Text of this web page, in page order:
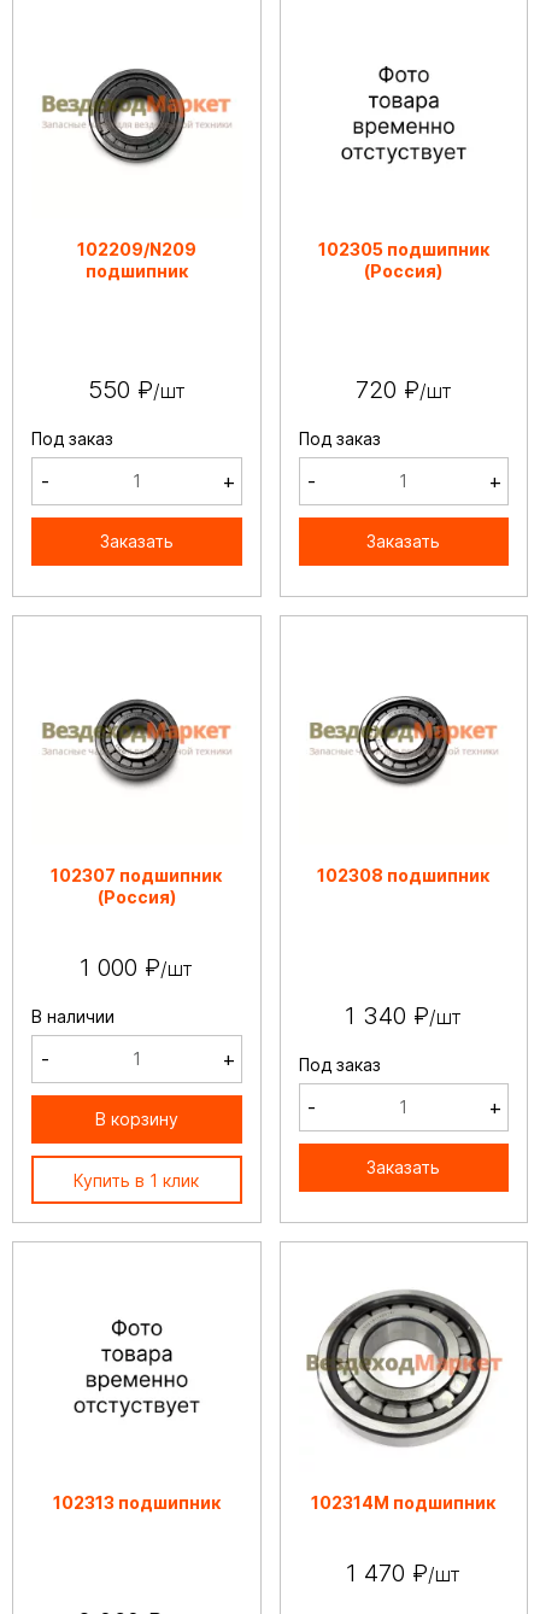
102209/N209
подшипник
550 ₽/шт
Под заказ
- +
Заказать
102305 подшипник
(Россия)
720 ₽/шт
Под заказ
- +
Заказать
102307 подшипник
(Россия)
1 000 ₽/шт
В наличии
- +
В корзину
Купить в 1 клик
102308 подшипник
1 340 ₽/шт
Под заказ
- +
Заказать
102313 подшипник 102314М подшипник
1 470 ₽/шт